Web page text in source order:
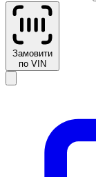
Замовити
по VIN